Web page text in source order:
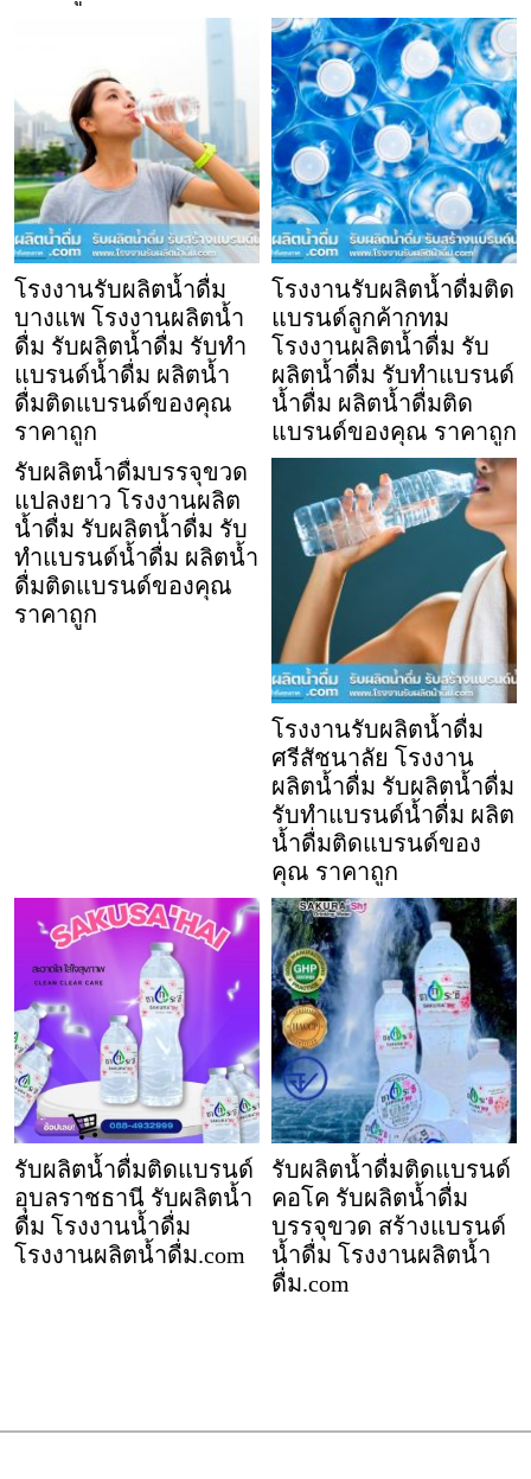
โรงงานรับผลิตน้ำดื่ม
บางแพ โรงงานผลิตน้ำ
ดื่ม รับผลิตน้ำดื่ม รับทำ
แบรนด์น้ำดื่ม ผลิตน้ำ
ดื่มติดแบรนด์ของคุณ
ราคาถูก
โรงงานรับผลิตน้ำดื่มติด
แบรนด์ลูกค้ากทม
โรงงานผลิตน้ำดื่ม รับ
ผลิตน้ำดื่ม รับทำแบรนด์
น้ำดื่ม ผลิตน้ำดื่มติด
แบรนด์ของคุณ ราคาถูก
รับผลิตน้ำดื่มบรรจุขวด
แปลงยาว โรงงานผลิต
น้ำดื่ม รับผลิตน้ำดื่ม รับ
ทำแบรนด์น้ำดื่ม ผลิตน้ำ
ดื่มติดแบรนด์ของคุณ
ราคาถูก
โรงงานรับผลิตน้ำดื่ม
ศรีสัชนาลัย โรงงาน
ผลิตน้ำดื่ม รับผลิตน้ำดื่ม
รับทำแบรนด์น้ำดื่ม ผลิต
น้ำดื่มติดแบรนด์ของ
คุณ ราคาถูก
รับผลิตน้ำดื่มติดแบรนด์
อุบลราชธานี รับผลิตน้ำ
ดื่ม โรงงานน้ำดื่ม
โรงงานผลิตน้ำดื่ม.com
รับผลิตน้ำดื่มติดแบรนด์
คอโค รับผลิตน้ำดื่ม
บรรจุขวด สร้างแบรนด์
น้ำดื่ม โรงงานผลิตน้ำ
ดื่ม.com